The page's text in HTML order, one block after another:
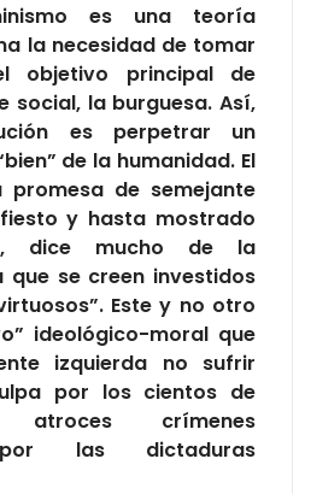
es una teoría
la necesidad de tomar
objetivo principal de
social, la burguesa. Así,
es perpetrar un
de la humanidad. El
de semejante
y hasta mostrado
dice mucho de la
que se creen investidos
Este y no otro
ideológico-moral que
izquierda no sufrir
por los cientos de
crímenes
por las dictaduras